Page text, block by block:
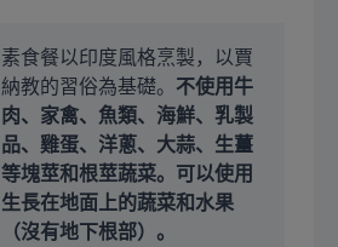
素食餐以印度風格烹製，以賈
納教的習俗為基礎。 不使用牛
肉、家禽、魚類、海鮮、乳製
品、雞蛋、洋蔥、大蒜、生薑
等塊莖和根莖蔬菜。可以使用
生長在地面上的蔬菜和水果
（沒有地下根部）。